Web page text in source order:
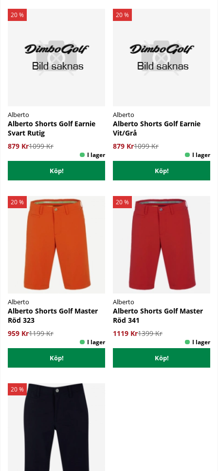
20 %
Alberto
Alberto Shorts Golf Earnie
Svart Rutig
879 Kr1099 Kr
Köp!
20 %
Alberto
Alberto Shorts Golf Earnie
Vit/Grå
879 Kr1099 Kr
Köp!
20 %
Alberto
Alberto Shorts Golf Master
Röd 323
959 Kr1199 Kr
Köp!
20 %
Alberto
Alberto Shorts Golf Master
Röd 341
1119 Kr1399 Kr
Köp!
20 %